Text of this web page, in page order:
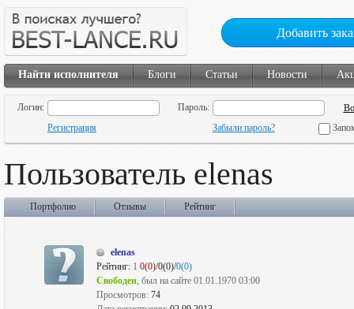
Добавить
Найти исполнителя Блоги Статьи Новости
Логин:
Пароль:
Регистрация
Забыли пароль?
Пользователь elenas
Портфолио Отзывы Рейтинг
elenas
Рейтинг: 1 0(0)/0(0)/0(0)
Свободен, был на сайте 01.01.1970 03:00
Просмотров: 74